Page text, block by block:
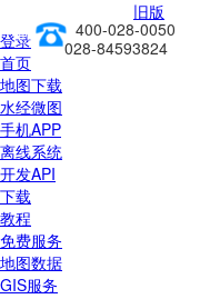
前往新版
旧版
登录
400-028-0050
028-84593824
首页
地图下载
水经微图
手机APP
离线系统
开发API
下载
教程
免费服务
地图数据
GIS服务